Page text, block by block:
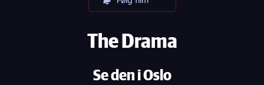
The Drama
Se den i Oslo